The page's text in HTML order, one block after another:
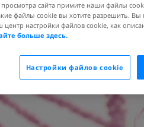
обладает коллаген
не хватать
коллагена
просмотра сайта примите наши файлы
файлы cookie вы хотите разрешить.
центр настройки файлов cookie, как
больше здесь.
Настройки файлов cookie